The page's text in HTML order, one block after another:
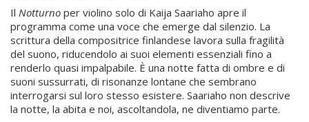
Il Notturno per violino solo di Kaija Saariaho apre il
programma come una voce che emerge dal silenzio. La
scrittura della compositrice finlandese lavora sulla fragilità
del suono, riducendolo ai suoi elementi essenziali fino a
renderlo quasi impalpabile. È una notte fatta di ombre e di
suoni sussurrati, di risonanze lontane che sembrano
interrogarsi sul loro stesso esistere. Saariaho non descrive
la notte, la abita e noi, ascoltandola, ne diventiamo parte.